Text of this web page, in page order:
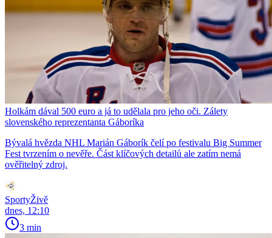
Holkám dával 500 euro a já to udělala pro jeho oči. Zálety
slovenského reprezentanta Gáboríka
Bývalá hvězda NHL Marián Gáborík čelí po festivalu Big Summer
Fest tvrzením o nevěře. Část klíčových detailů ale zatím nemá
ověřitelný zdroj.
SportyŽivě
dnes, 12:10
3 min